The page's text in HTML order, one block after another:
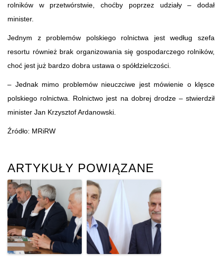
rolników w przetwórstwie, choćby poprzez udziały – dodał
minister.
Jednym z problemów polskiego rolnictwa jest według szefa
resortu również brak organizowania się gospodarczego rolników,
choć jest już bardzo dobra ustawa o spółdzielczości.
– Jednak mimo problemów nieuczciwe jest mówienie o klęsce
polskiego rolnictwa. Rolnictwo jest na dobrej drodze – stwierdził
minister Jan Krzysztof Ardanowski.
Źródło: MRiRW
ARTYKUŁY POWIĄZANE